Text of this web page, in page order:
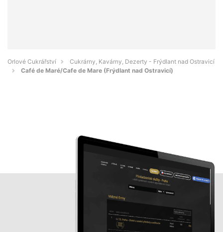
Orlové Cukrářství
Cukrárny, Kavárny, Dezerty - Frýdlant nad Ostravicí
Café de Maré/Cafe de Mare (Frýdlant nad Ostravicí)